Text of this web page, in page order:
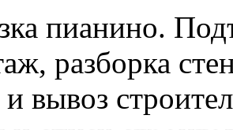
пианино.
разборка
вывоз